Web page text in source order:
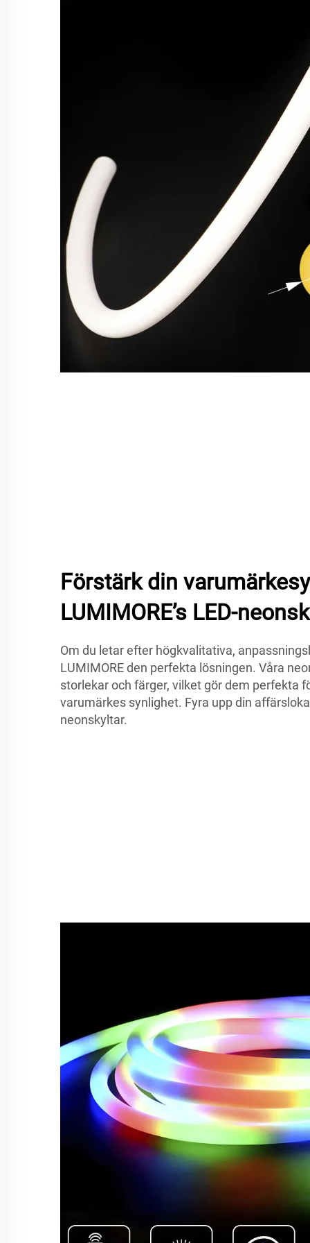
Förstärk din
LUMIMORE’s LED-
Om du letar efter högkvalitativa,
LUMIMORE den perfekta lösningen. Våra
storlekar och färger, vilket gör dem perfekta
varumärkes synlighet. Fyra upp din
neonskyltar.